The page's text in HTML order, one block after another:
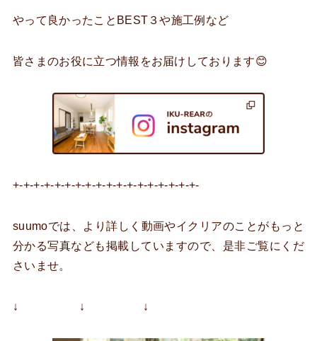
やって良かったことBEST３や施工例など
皆さまのお役に立つ情報をお届けしております😊
+-+-+-+-+-+-+-+-+-+-+-+-+-+-+-+-+-+-
suumoでは、より詳しく動画やイクリアのことがもっと
分かる写真なども掲載していますので、是非ご覧にくだ
さいませ。
↓ ↓ ↓